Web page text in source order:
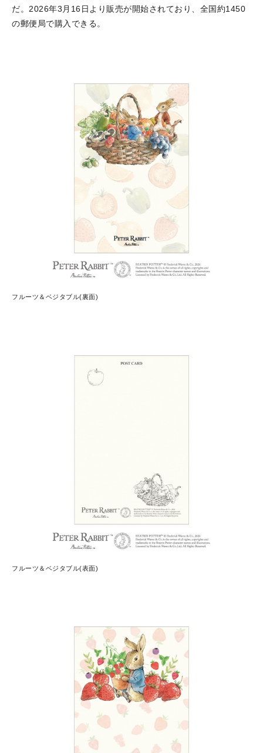
だ。2026年3月16日より販売が開始されており、全国約1450
の郵便局で購入できる。
フルーツ＆ベジタブル(裏面)
フルーツ＆ベジタブル(表面)